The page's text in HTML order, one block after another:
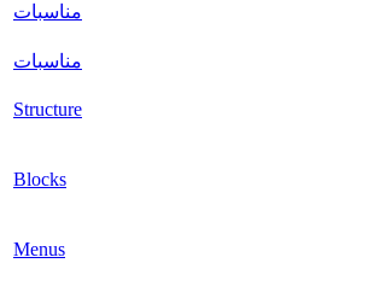
مناسبات
مناسبات
Structure
Blocks
Menus